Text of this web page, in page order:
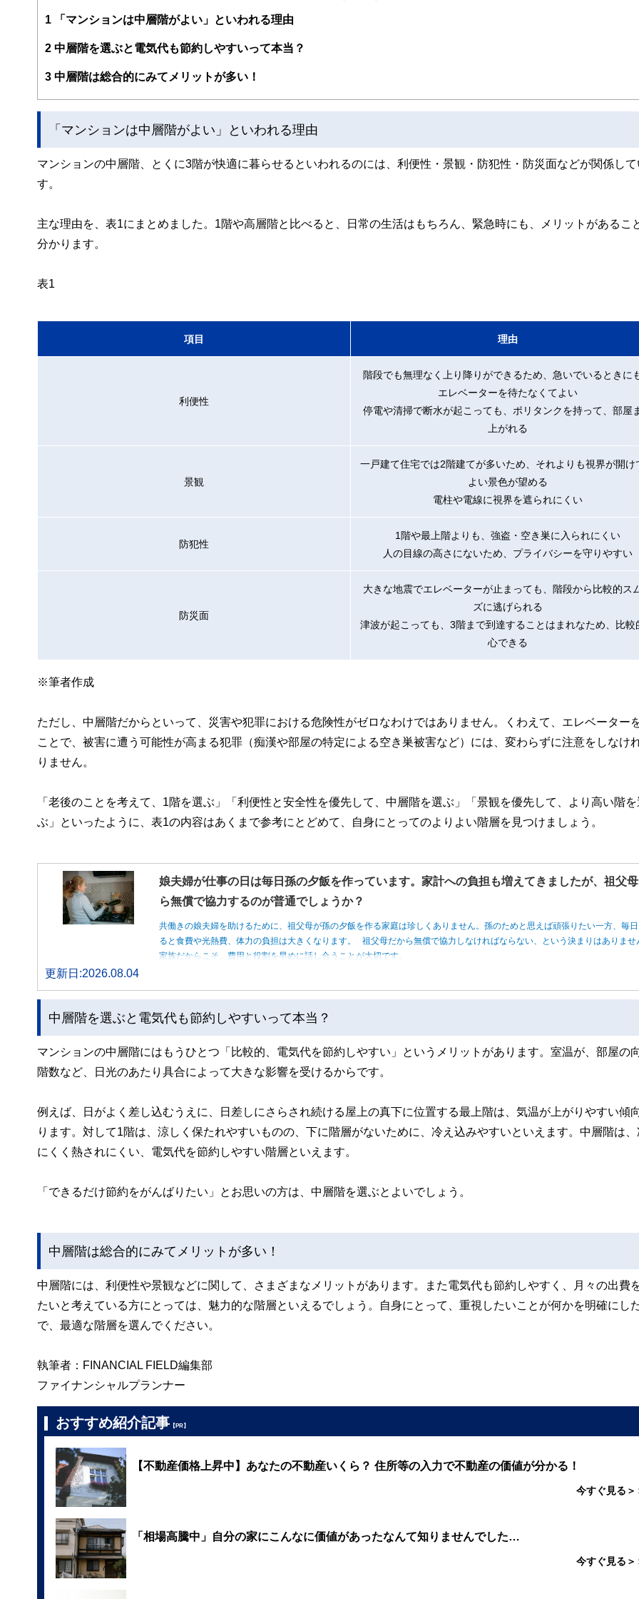
案から記事掲載まですべての工程に関わることで、読者目線のコンテンツを追求しています。
FinancialFieldの特徴は、ファイナンシャルプランナー、弁護士、税理士、宅地建物取引士、相続診断士、住宅ローンアドバイザー、DCプラン
ー、公認会計士、社会保険労務士、行政書士、投資アナリスト、キャリアコンサルタントなど150名以上の有資格者を執筆者・監修者として迎
私たちは、快適でより良い生活のアイデアを提供するお金のコンシェルジュを目指します。
1 「マンションは中層階がよい」といわれる理由
2 中層階を選ぶと電気代も節約しやすいって本当？
3 中層階は総合的にみてメリットが多い！
「マンションは中層階がよい」といわれる理由
マンションの中層階、とくに3階が快適に暮らせるといわれるのには、利便性・景観・防犯性・防災面などが関係して
す。
主な理由を、表1にまとめました。1階や高層階と比べると、日常の生活はもちろん、緊急時にも、メリットがあるこ
分かります。
表1
項目 理由
利便性
階段でも無理なく上り降りができるため、急いでいるときに
エレベーターを待たなくてよい
停電や清掃で断水が起こっても、ポリタンクを持って、部屋
上がれる
景観
一戸建て住宅では2階建てが多いため、それよりも視界が開け
よい景色が望める
電柱や電線に視界を遮られにくい
防犯性
1階や最上階よりも、強盗・空き巣に入られにくい
人の目線の高さにないため、プライバシーを守りやすい
防災面
大きな地震でエレベーターが止まっても、階段から比較的ス
ズに逃げられる
津波が起こっても、3階まで到達することはまれなため、比較
心できる
※筆者作成
ただし、中層階だからといって、災害や犯罪における危険性がゼロなわけではありません。くわえて、エレベーター
ことで、被害に遭う可能性が高まる犯罪（痴漢や部屋の特定による空き巣被害など）には、変わらずに注意をしなけ
りません。
「老後のことを考えて、1階を選ぶ」「利便性と安全性を優先して、中層階を選ぶ」「景観を優先して、より高い階を
ぶ」といったように、表1の内容はあくまで参考にとどめて、自身にとってのよりよい階層を見つけましょう。
娘夫婦が仕事の日は毎日孫の夕飯を作っています。家計への負担も増えてきましたが、祖父
ら無償で協力するのが普通でしょうか？
共働きの娘夫婦を助けるために、祖父母が孫の夕飯を作る家庭は珍しくありません。孫のためと思えば頑張りたい一方、毎日
ると食費や光熱費、体力の負担は大きくなります。 祖父母だから無償で協力しなければならない、という決まりはありませ
家族だからこそ、費用と役割を早めに話し合うことが大切です。
更新日:2026.08.04
中層階を選ぶと電気代も節約しやすいって本当？
マンションの中層階にはもうひとつ「比較的、電気代を節約しやすい」というメリットがあります。室温が、部屋の
階数など、日光のあたり具合によって大きな影響を受けるからです。
例えば、日がよく差し込むうえに、日差しにさらされ続ける屋上の真下に位置する最上階は、気温が上がりやすい傾
ります。対して1階は、涼しく保たれやすいものの、下に階層がないために、冷え込みやすいといえます。中層階は、
にくく熱されにくい、電気代を節約しやすい階層といえます。
「できるだけ節約をがんばりたい」とお思いの方は、中層階を選ぶとよいでしょう。
中層階は総合的にみてメリットが多い！
中層階には、利便性や景観などに関して、さまざまなメリットがあります。また電気代も節約しやすく、月々の出費
たいと考えている方にとっては、魅力的な階層といえるでしょう。自身にとって、重視したいことが何かを明確にし
で、最適な階層を選んでください。
執筆者：FINANCIAL FIELD編集部
ファイナンシャルプランナー
おすすめ紹介記事 【PR】
【不動産価格上昇中】あなたの不動産いくら？ 住所等の入力で不動産の価値が分かる！
今すぐ見る＞
「相場高騰中」自分の家にこんなに価値があったなんて知りませんでした…
今すぐ見る＞